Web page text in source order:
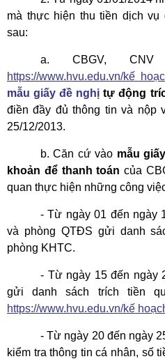
mà thực hiện thu tiền dịch
sau:
a. CBGV, CNV
https://www.hvu.edu.vn/kế
mẫu giấy đề nghị tự động
điền đầy đủ thông tin và nộp
25/12/2013.
b. Căn cứ vào mẫu
khoản để thanh toán của
quan thực hiện những công
- Từ ngày 01 đến ngày
và phòng QTĐS gửi danh
phòng KHTC.
- Từ ngày 15 đến ngày
gửi danh sách trích tiền
https://www.hvu.edu.vn/kế
- Từ ngày 20 đến ngày
kiểm tra thông tin cá nhân, số